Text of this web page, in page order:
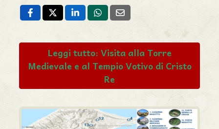
Leggi tutto: Visita alla Torre
Medievale e al Tempio Votivo di Cristo
Re